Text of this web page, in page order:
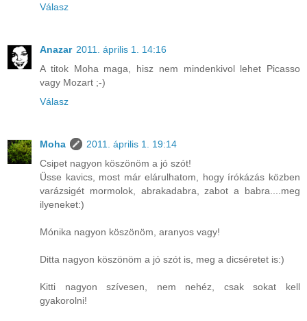
Válasz
Anazar 2011. április 1. 14:16
A titok Moha maga, hisz nem mindenkivol lehet Picasso
vagy Mozart ;-)
Válasz
Moha
2011. április 1. 19:14
Csipet nagyon köszönöm a jó szót!
Üsse kavics, most már elárulhatom, hogy írókázás közben
varázsigét mormolok, abrakadabra, zabot a babra....meg
ilyeneket:)
Mónika nagyon köszönöm, aranyos vagy!
Ditta nagyon köszönöm a jó szót is, meg a dicséretet is:)
Kitti nagyon szívesen, nem nehéz, csak sokat kell
gyakorolni!